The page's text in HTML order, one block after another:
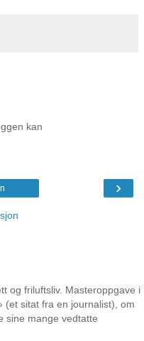
kan
›
og friluftsliv. Masteroppgave i
(et sitat fra en journalist), om
sine mange vedtatte